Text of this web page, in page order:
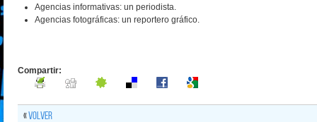
Agencias informativas: un periodista.
Agencias fotográficas: un reportero gráfico.
Compartir:
«Volver